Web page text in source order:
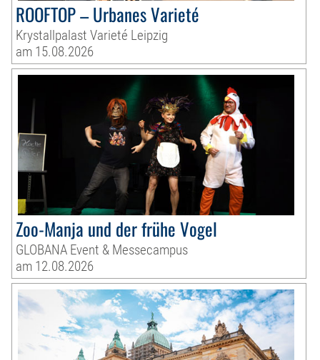
ROOFTOP – Urbanes Varieté
Krystallpalast Varieté Leipzig
am 15.08.2026
Zoo-Manja und der frühe Vogel
GLOBANA Event & Messecampus
am 12.08.2026